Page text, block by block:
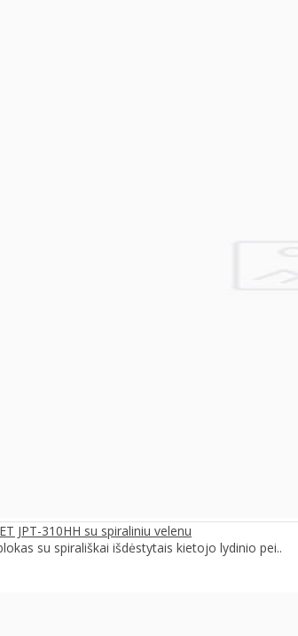
JPT-310HH su spiraliniu velenu
su spirališkai išdėstytais kietojo lydinio pei..